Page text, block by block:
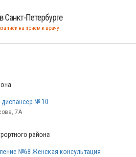
Санкт-Петербурге
на прием к врачу
диспансер № 10
7А
района
№68 Женская консультация